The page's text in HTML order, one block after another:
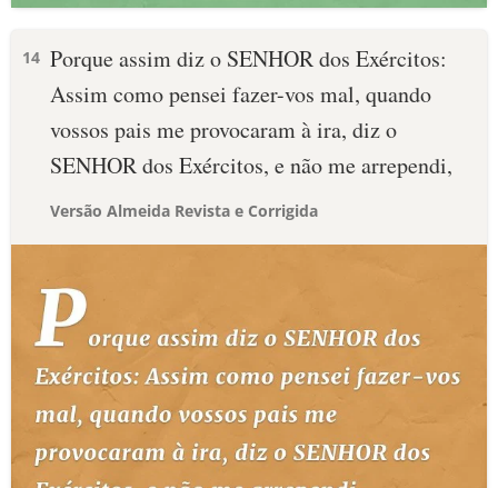
14 Porque assim diz o SENHOR dos Exércitos:
Assim como pensei fazer-vos mal, quando
vossos pais me provocaram à ira, diz o
SENHOR dos Exércitos, e não me arrependi,
Versão Almeida Revista e Corrigida